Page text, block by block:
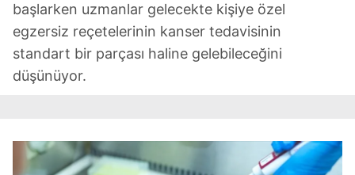
başlarken uzmanlar gelecekte kişiye özel
egzersiz reçetelerinin kanser tedavisinin
standart bir parçası haline gelebileceğini
düşünüyor.